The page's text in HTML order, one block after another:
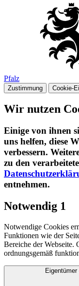
Pfalz
Zustimmung Cookie-
Wir nutzen
Einige von ihnen
uns helfen, diese
verbessern.
zu den
entnehmen.​
Notwendig 1
Notwendige Cookies
Funktionen wie der
Bereiche der Webseite.
ordnungsgemäß